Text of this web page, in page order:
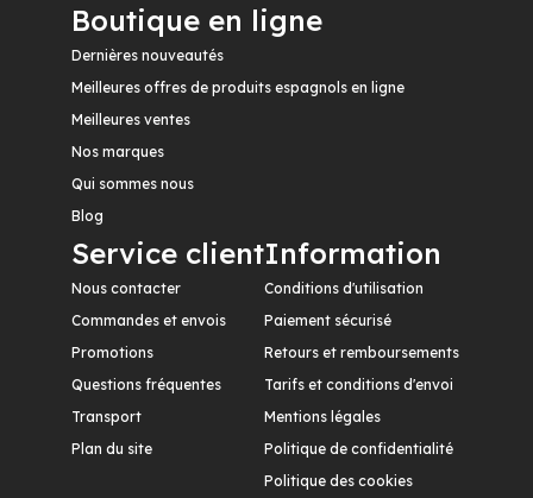
Boutique en ligne
Dernières nouveautés
Meilleures offres de produits espagnols en ligne
Meilleures ventes
Nos marques
Qui sommes nous
Blog
Service client
Nous contacter
Commandes et envois
Promotions
Questions fréquentes
Transport
Plan du site
Information
Conditions d'utilisation
Paiement sécurisé
Retours et remboursements
Tarifs et conditions d'envoi
Mentions légales
Politique de confidentialité
Politique des cookies